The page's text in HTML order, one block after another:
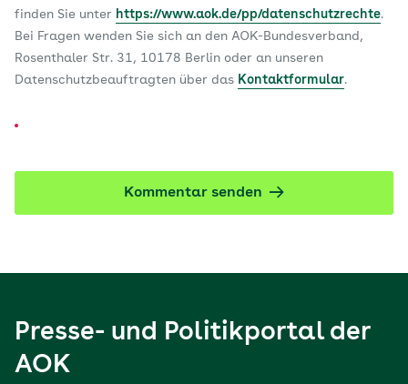
finden Sie unter https://www.aok.de/pp/datenschutzrechte.
Bei Fragen wenden Sie sich an den AOK-Bundesverband,
Rosenthaler Str. 31, 10178 Berlin oder an unseren
Datenschutzbeauftragten über das Kontaktformular.
Kommentar senden
Presse- und Politikportal der
AOK